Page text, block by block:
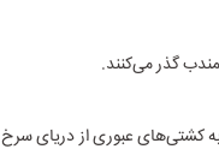
کشتی‌های عبوری از دریای سرخ